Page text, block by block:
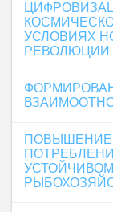
УСЛОВИЯХ
РЕВОЛЮЦИИ
ПОВЫШЕНИЕ